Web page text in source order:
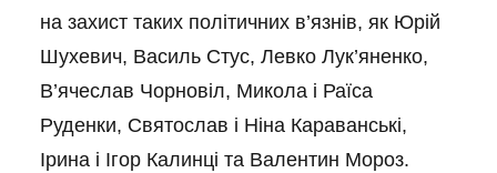
на захист таких політичних в’язнів, як Юрій
Шухевич, Василь Стус, Левко Лук’яненко,
В’ячеслав Чорновіл, Микола і Раїса
Руденки, Святослав і Ніна Караванські,
Ірина і Ігор Калинці та Валентин Мороз.